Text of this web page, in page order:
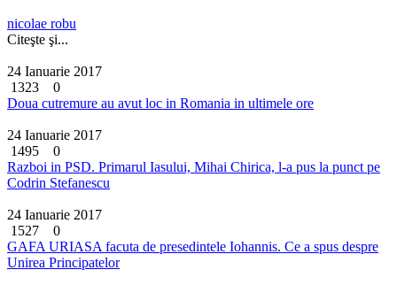
nicolae robu
Citeşte şi...
24 Ianuarie 2017
1323
0
Doua cutremure au avut loc in Romania in ultimele ore
24 Ianuarie 2017
1495
0
Razboi in PSD. Primarul Iasului, Mihai Chirica, l-a pus la punct pe
Codrin Stefanescu
24 Ianuarie 2017
1527
0
GAFA URIASA facuta de presedintele Iohannis. Ce a spus despre
Unirea Principatelor